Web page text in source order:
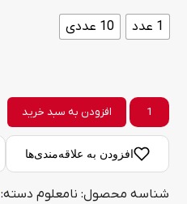
1 عدد 10 عددی
الماس
تراشکاری
مدل
CCGT
افزودن به سبد خرید
افزودن به علاقه‌مندی‌ها
شناسه محصول: نامعلوم دسته: